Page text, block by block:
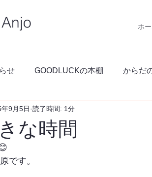
ホ
せ GOODLUCKの本棚 からだ
GOODLUCKブログ
な時間
9月5日 読了時間: 1分
です。